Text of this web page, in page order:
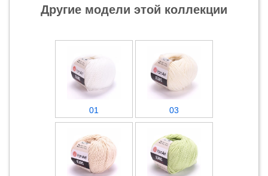
Другие модели этой коллекции
01 03